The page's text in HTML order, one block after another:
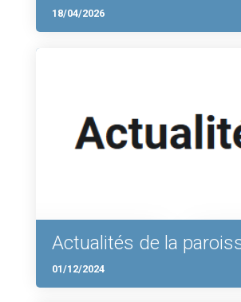
18/04/2026
Actualités de la
01/12/2024